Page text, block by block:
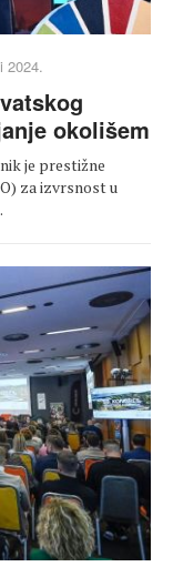
2024.
okolišem
je prestižne
za izvrsnost u